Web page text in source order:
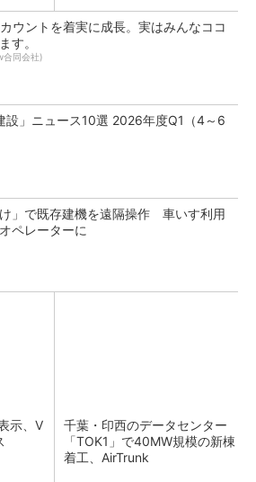
ウントを着実に成長。実はみんなココ
す。
合同会社)
設」ニュース10選 2026年度Q1（4～6
け」で既存建機を遠隔操作 車いす利用
ペレーターに
示、V
千葉・印西のデータセンター
「TOK1」で40MW規模の新棟
着工、AirTrunk